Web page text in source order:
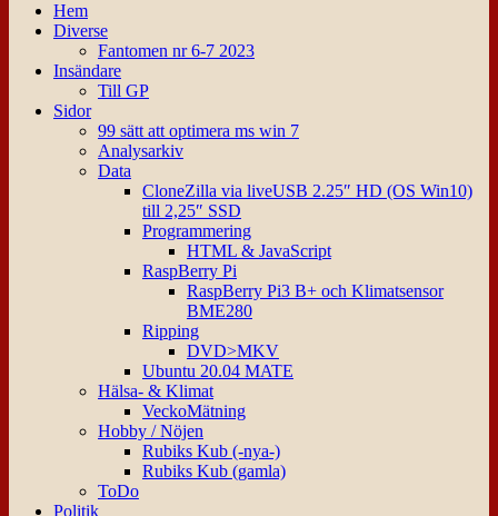
Hem
Diverse
Fantomen nr 6-7 2023
Insändare
Till GP
Sidor
99 sätt att optimera ms win 7
Analysarkiv
Data
CloneZilla via liveUSB 2.25″ HD (OS Win10)
till 2,25″ SSD
Programmering
HTML & JavaScript
RaspBerry Pi
RaspBerry Pi3 B+ och Klimatsensor
BME280
Ripping
DVD>MKV
Ubuntu 20.04 MATE
Hälsa- & Klimat
VeckoMätning
Hobby / Nöjen
Rubiks Kub (-nya-)
Rubiks Kub (gamla)
ToDo
Politik